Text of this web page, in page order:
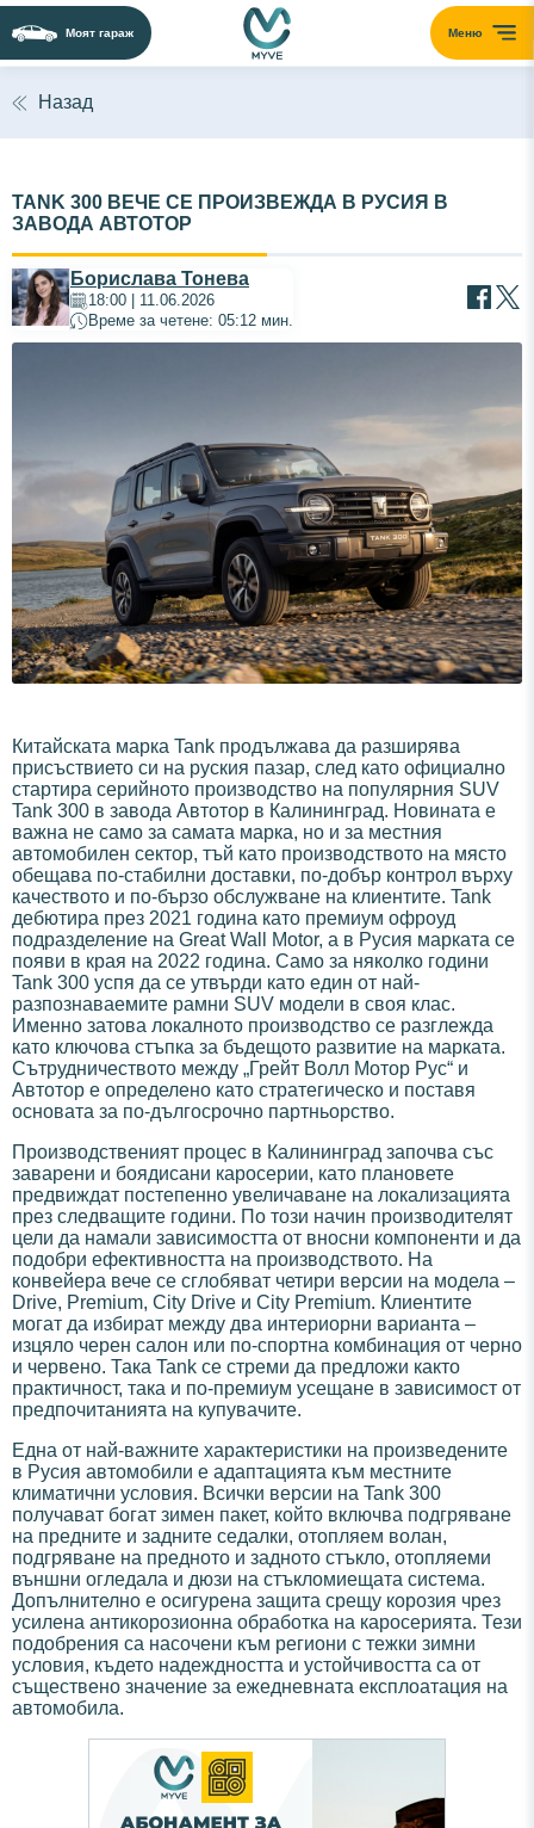
Меню
Моят гараж
Назад
TANK 300 ВЕЧЕ СЕ ПРОИЗВЕЖДА В РУСИЯ В
ЗАВОДА АВТОТОР
Борислава Тонева
18:00 | 11.06.2026
Време за четене: 05:12 мин.
Китайската марка Tank продължава да разширява
присъствието си на руския пазар, след като официално
стартира серийното производство на популярния SUV
Tank 300 в завода Автотор в Калининград. Новината е
важна не само за самата марка, но и за местния
автомобилен сектор, тъй като производството на място
обещава по-стабилни доставки, по-добър контрол върху
качеството и по-бързо обслужване на клиентите. Tank
дебютира през 2021 година като премиум офроуд
подразделение на Great Wall Motor, а в Русия марката се
появи в края на 2022 година. Само за няколко години
Tank 300 успя да се утвърди като един от най-
разпознаваемите рамни SUV модели в своя клас.
Именно затова локалното производство се разглежда
като ключова стъпка за бъдещото развитие на марката.
Сътрудничеството между „Грейт Волл Мотор Рус“ и
Автотор е определено като стратегическо и поставя
основата за по-дългосрочно партньорство.
Производственият процес в Калининград започва със
заварени и боядисани каросерии, като плановете
предвиждат постепенно увеличаване на локализацията
през следващите години. По този начин производителят
цели да намали зависимостта от вносни компоненти и да
подобри ефективността на производството. На
конвейера вече се сглобяват четири версии на модела –
Drive, Premium, City Drive и City Premium. Клиентите
могат да избират между два интериорни варианта –
изцяло черен салон или по-спортна комбинация от черно
и червено. Така Tank се стреми да предложи както
практичност, така и по-премиум усещане в зависимост от
предпочитанията на купувачите.
Една от най-важните характеристики на произведените
в Русия автомобили е адаптацията към местните
климатични условия. Всички версии на Tank 300
получават богат зимен пакет, който включва подгряване
на предните и задните седалки, отопляем волан,
подгряване на предното и задното стъкло, отопляеми
външни огледала и дюзи на стъкломиещата система.
Допълнително е осигурена защита срещу корозия чрез
усилена антикорозионна обработка на каросерията. Тези
подобрения са насочени към региони с тежки зимни
условия, където надеждността и устойчивостта са от
съществено значение за ежедневната експлоатация на
автомобила.